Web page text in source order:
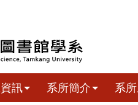
訊 系所簡介 系